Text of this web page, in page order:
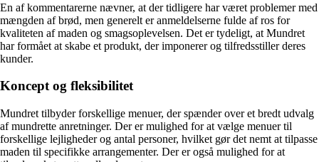
En af kommentarerne nævner, at der tidligere har været problemer med
mængden af brød, men generelt er anmeldelserne fulde af ros for
kvaliteten af maden og smagsoplevelsen. Det er tydeligt, at Mundret
har formået at skabe et produkt, der imponerer og tilfredsstiller deres
kunder.
Koncept og fleksibilitet
Mundret tilbyder forskellige menuer, der spænder over et bredt udvalg
af mundrette anretninger. Der er mulighed for at vælge menuer til
forskellige lejligheder og antal personer, hvilket gør det nemt at tilpasse
maden til specifikke arrangementer. Der er også mulighed for at